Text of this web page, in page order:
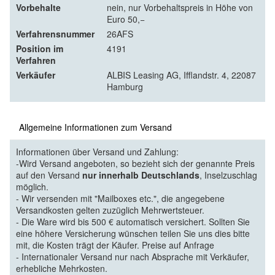
Vorbehalte
nein, nur Vorbehaltspreis in Höhe von
Euro 50,−
Verfahrensnummer
26AFS
Position im
Verfahren
4191
Verkäufer
ALBIS Leasing AG, Ifflandstr. 4, 22087
Hamburg
Allgemeine Informationen zum Versand
Informationen über Versand und Zahlung:
-Wird Versand angeboten, so bezieht sich der genannte Preis
auf den Versand nur innerhalb Deutschlands, Inselzuschlag
möglich.
- Wir versenden mit "Mailboxes etc.", die angegebene
Versandkosten gelten zuzüglich Mehrwertsteuer.
- Die Ware wird bis 500 € automatisch versichert. Sollten Sie
eine höhere Versicherung wünschen teilen Sie uns dies bitte
mit, die Kosten trägt der Käufer. Preise auf Anfrage
- Internationaler Versand nur nach Absprache mit Verkäufer,
erhebliche Mehrkosten.